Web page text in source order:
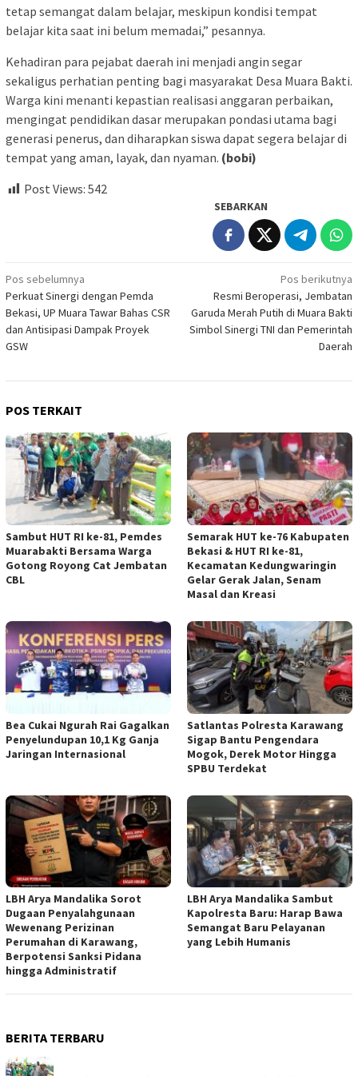
tetap semangat dalam belajar, meskipun kondisi tempat
belajar kita saat ini belum memadai,” pesannya.
Kehadiran para pejabat daerah ini menjadi angin segar
sekaligus perhatian penting bagi masyarakat Desa Muara Bakti.
Warga kini menanti kepastian realisasi anggaran perbaikan,
mengingat pendidikan dasar merupakan pondasi utama bagi
generasi penerus, dan diharapkan siswa dapat segera belajar di
tempat yang aman, layak, dan nyaman. (bobi)
Post Views: 542
SEBARKAN
Navigasi
pos
Pos sebelumnya
Perkuat Sinergi dengan Pemda
Bekasi, UP Muara Tawar Bahas CSR
dan Antisipasi Dampak Proyek
GSW
Pos berikutnya
Resmi Beroperasi, Jembatan
Garuda Merah Putih di Muara Bakti
Simbol Sinergi TNI dan Pemerintah
Daerah
POS TERKAIT
Sambut HUT RI ke-81, Pemdes
Muarabakti Bersama Warga
Gotong Royong Cat Jembatan
CBL
Semarak HUT ke-76 Kabupaten
Bekasi & HUT RI ke-81,
Kecamatan Kedungwaringin
Gelar Gerak Jalan, Senam
Masal dan Kreasi
Bea Cukai Ngurah Rai Gagalkan
Penyelundupan 10,1 Kg Ganja
Jaringan Internasional
Satlantas Polresta Karawang
Sigap Bantu Pengendara
Mogok, Derek Motor Hingga
SPBU Terdekat
LBH Arya Mandalika Sorot
Dugaan Penyalahgunaan
Wewenang Perizinan
Perumahan di Karawang,
Berpotensi Sanksi Pidana
hingga Administratif
LBH Arya Mandalika Sambut
Kapolresta Baru: Harap Bawa
Semangat Baru Pelayanan
yang Lebih Humanis
BERITA TERBARU